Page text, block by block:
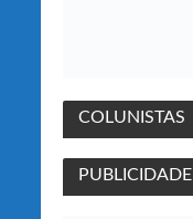
COLUNISTAS
PUBLICIDADE